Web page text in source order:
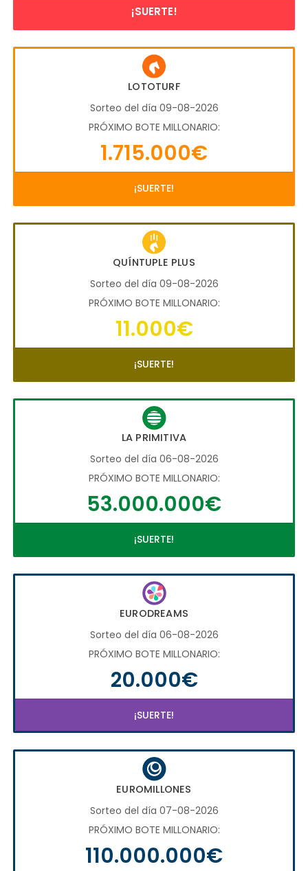
¡SUERTE!
LOTOTURF
Sorteo del día 09-08-2026
PRÓXIMO BOTE MILLONARIO:
1.715.000€
¡SUERTE!
QUÍNTUPLE PLUS
Sorteo del día 09-08-2026
PRÓXIMO BOTE MILLONARIO:
11.000€
¡SUERTE!
LA PRIMITIVA
Sorteo del día 06-08-2026
PRÓXIMO BOTE MILLONARIO:
53.000.000€
¡SUERTE!
EURODREAMS
Sorteo del día 06-08-2026
PRÓXIMO BOTE MILLONARIO:
20.000€
¡SUERTE!
EUROMILLONES
Sorteo del día 07-08-2026
PRÓXIMO BOTE MILLONARIO:
110.000.000€